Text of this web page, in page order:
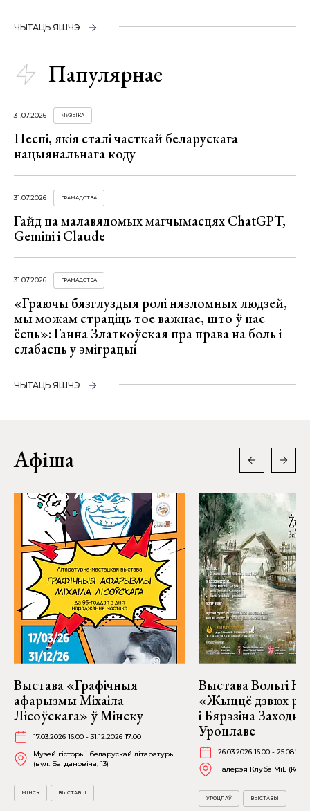
ЧЫТАЦЬ ЯШЧЭ
Папулярнае
31.07.2026 МУЗЫКА
Песні, якія сталі часткай беларускага
нацыянальнага коду
31.07.2026 ГРАМАДСТВА
Гайд па малавядомых магчымасцях ChatGPT,
Gemini і Claude
31.07.2026 ГРАМАДСТВА
«Граючы бязглуздыя ролі нязломных людзей,
мы можам страціць тое важнае, што ў нас
ёсць»: Ганна Златкоўская пра права на боль і
слабасць у эміграцыі
ЧЫТАЦЬ ЯШЧЭ
Афіша
Выстава «Графічныя
афарызмы Міхаіла
Лісоўскага» ў Мінску
17.03.2026 16:00 - 31.12.2026 17:00
Музей гісторыі беларускай літаратуры
(вул. Багдановіча, 13)
МІНСК ВЫСТАВЫ
Выстава Вольгі
«Жыццё дзвюх
і Бярэзіна
Уроцлаве
26.03.2026 16:00 -
Галерэя Клуба MiL
УРОЦЛАЎ ВЫСТАВЫ